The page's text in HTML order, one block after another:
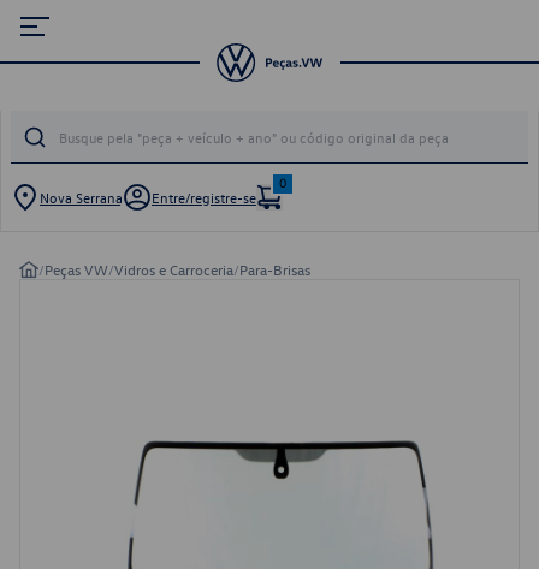
Nova Serrana Entre/registre-se
0
/Peças VW/Vidros e Carroceria/Para-Brisas